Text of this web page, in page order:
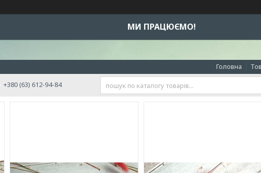
МИ ПРАЦЮЄМО!
Головна
+380 (63) 612-94-84